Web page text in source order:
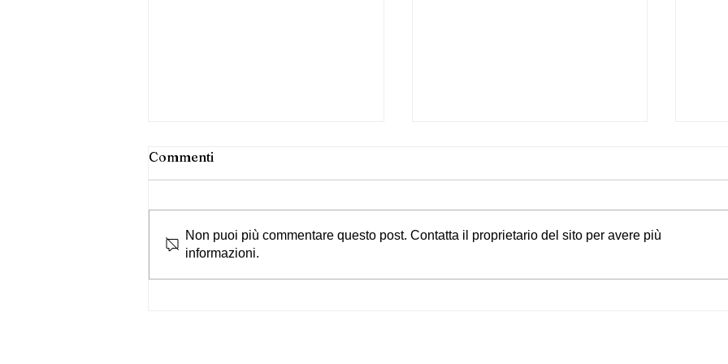
CONCORDATO E FISCO:
ISA: LA SUFFICIENZA NON
Commenti
Non puoi più commentare questo post. Contatta il proprietario del sito per avere più
informazioni.